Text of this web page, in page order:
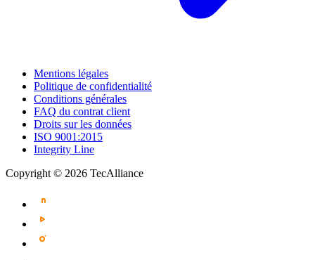
Mentions légales
Politique de confidentialité
Conditions générales
FAQ du contrat client
Droits sur les données
ISO 9001:2015
Integrity Line
Copyright © 2026 TecAlliance